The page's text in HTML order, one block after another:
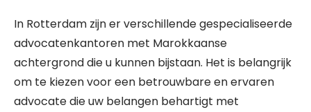
In Rotterdam zijn er verschillende gespecialiseerde
advocatenkantoren met Marokkaanse
achtergrond die u kunnen bijstaan. Het is belangrijk
om te kiezen voor een betrouwbare en ervaren
advocate die uw belangen behartigt met